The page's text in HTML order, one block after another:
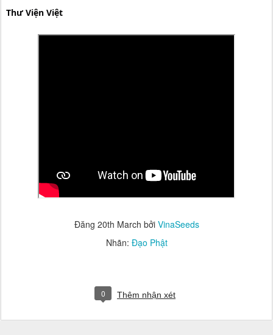
Thư Viện Việt
Đăng 20th March bởi VinaSeeds
Nhãn: Đạo Phật
0 Thêm nhận xét